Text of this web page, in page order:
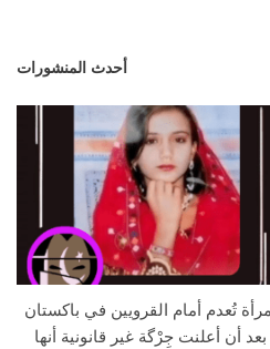
أحدث المنشورات
تُعدم أمام القرويين في باكستان
بعد أن أعلنت جِرْگة غير قانونية أنها